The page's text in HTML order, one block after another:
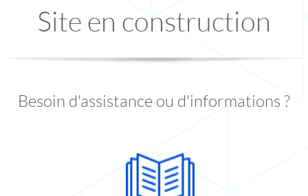
Site en construction
Besoin d'assistance ou d'informations ?